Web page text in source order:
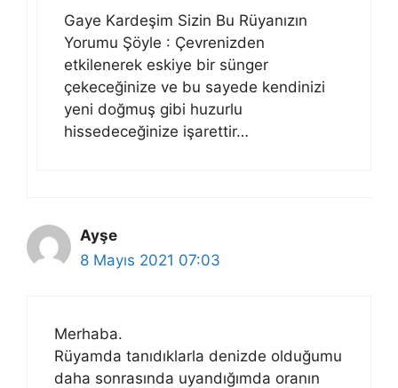
Gaye Kardeşim Sizin Bu Rüyanızın
Yorumu Şöyle : Çevrenizden
etkilenerek eskiye bir sünger
çekeceğinize ve bu sayede kendinizi
yeni doğmuş gibi huzurlu
hissedeceğinize işarettir…
Ayşe
8 Mayıs 2021 07:03
Merhaba.
Rüyamda tanıdıklarla denizde olduğumu
daha sonrasında uyandığımda oranın